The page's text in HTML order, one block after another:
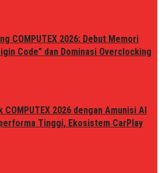
COMPUTEX 2026: Debut Memori
Code” dan Dominasi Overclocking
COMPUTEX 2026 dengan Amunisi AI
Tinggi, Ekosistem CarPlay